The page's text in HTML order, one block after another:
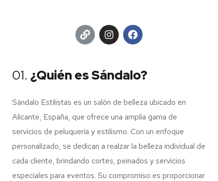
01. ¿Quién es Sándalo?
Sándalo Estilistas es un salón de belleza ubicado en
Alicante, España, que ofrece una amplia gama de
servicios de peluquería y estilismo. Con un enfoque
personalizado, se dedican a realzar la belleza individual de
cada cliente, brindando cortes, peinados y servicios
especiales para eventos. Su compromiso es proporcionar